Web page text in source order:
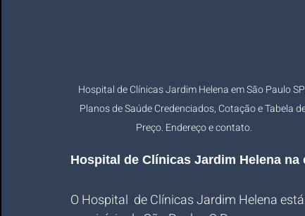
Hospital de Clínicas Jardim Helena em São Paulo
Planos de Saúde Credenciados, Cotação e Tabela
Preço. Endereço e contato.
Hospital de Clínicas Jardim Helena na
O Hospital  de Clínicas Jardim Helena